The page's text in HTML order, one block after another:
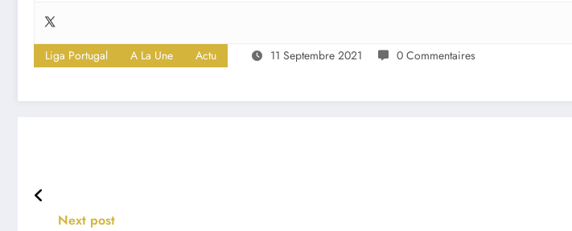
Liga Portugal A La Une Actu 11 Septembre 2021 0 Commentaires
Next post